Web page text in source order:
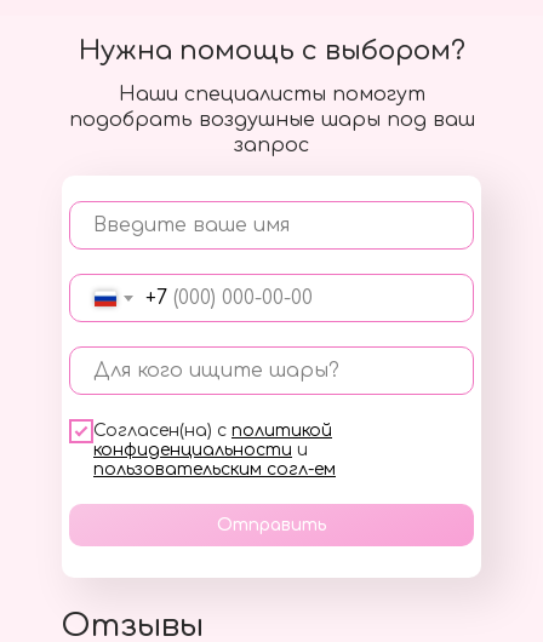
Наши специалисты помогут
подобрать воздушные шары под ваш
запрос
Введите ваше имя
+7
Для кого ищите шары?
Согласен(на) с политикой
конфиденциальности и
пользовательским согл-ем
Отправить
Нужна помощь с выбором?
Отзывы